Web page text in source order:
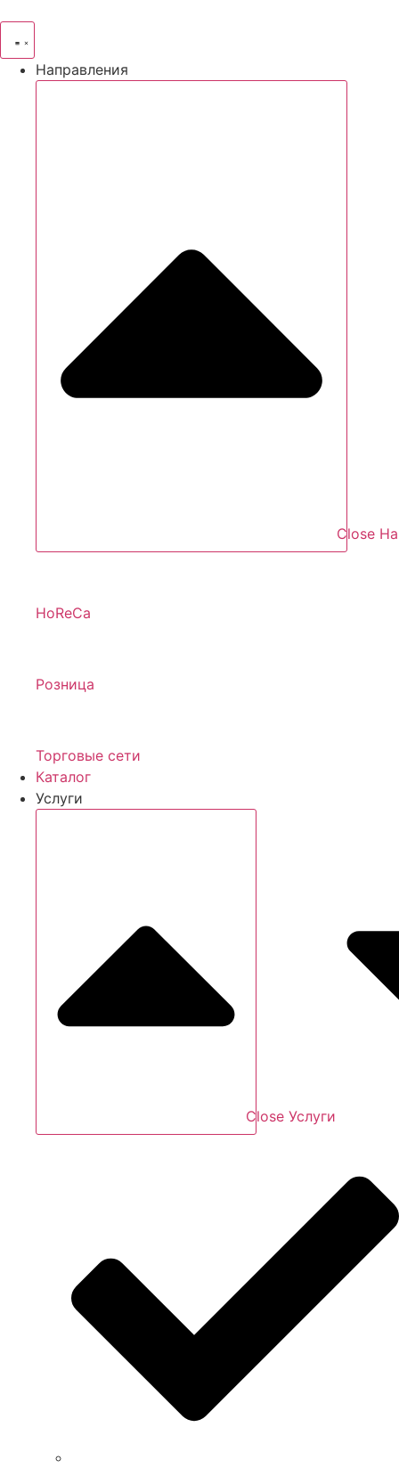
Направления
Close
HoReCa
Розница
Торговые сети
Каталог
Услуги
Close Услуги